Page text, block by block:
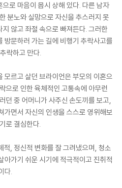
로 마음이 몹시 상해 있다. 다른 남자
분노와 실망으로 자신을 추스러지 못
않고 좌절 속으로 빠져든다. 그러한
방문하러 가는 길에 비행기 추락사고를
락하고 만다.
모르고 살던 브라이언은 부모의 이혼으
으로 인한 육체적인 고통속에 아무런
던 중 어머니가 사주신 손도끼를 보고,
가면서 자신의 인생을 스스로 영위해보
로 결심한다.
, 정신적 변화를 잘 그려냈으며, 청소
아가기 쉬운 시기에 적극적이고 진취적
다.